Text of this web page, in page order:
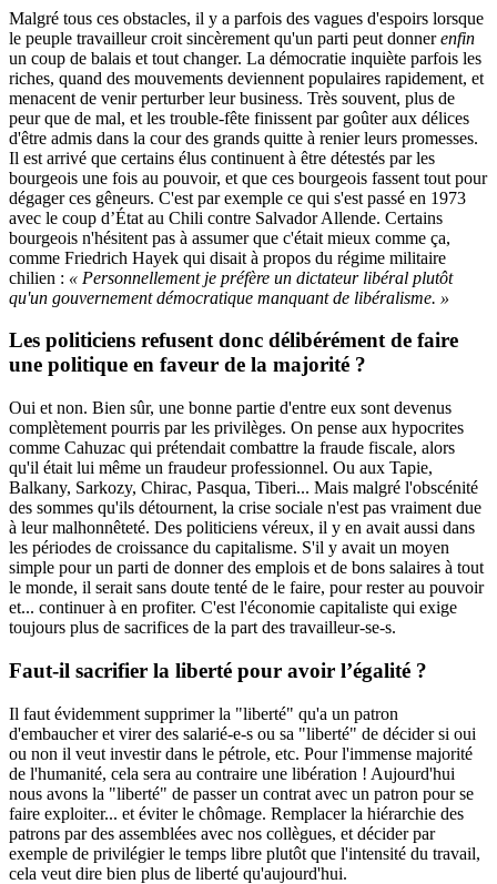
Malgré tous ces obstacles, il y a parfois des vagues d'espoirs lorsque
le peuple travailleur croit sincèrement qu'un parti peut donnerenfin
un coup de balais et tout changer. La démocratie inquiète parfois les
riches, quand des mouvements deviennent populaires rapidement, et
menacent de venir perturber leur business. Très souvent, plus de
peur que de mal, et les trouble-fête finissent par goûter aux délices
d'être admis dans la cour des grands quitte à renier leurs promesses.
Il est arrivé que certains élus continuent à être détestés par les
bourgeois une fois au pouvoir, et que ces bourgeois fassent tout pour
dégager ces gêneurs. C'est par exemple ce qui s'est passé en 1973
avec le coup d’État au Chili contre Salvador Allende. Certains
bourgeois n'hésitent pas à assumer que c'était mieux comme ça,
comme Friedrich Hayek qui disait à propos du régime militaire
chilien : « Personnellement je préfère un dictateur libéral plutôt
qu'un gouvernement démocratique manquant de libéralisme. »
Les politiciens refusent donc délibérément de faire
une politique en faveur de la majorité ?
Oui et non. Bien sûr, une bonne partie d'entre eux sont devenus
complètement pourris par les privilèges. On pense aux hypocrites
comme Cahuzac qui prétendait combattre la fraude fiscale, alors
qu'il était lui même un fraudeur professionnel. Ou aux Tapie,
Balkany, Sarkozy, Chirac, Pasqua, Tiberi... Mais malgré l'obscénité
des sommes qu'ils détournent, la crise sociale n'est pas vraiment due
à leur malhonnêteté. Des politiciens véreux, il y en avait aussi dans
les périodes de croissance du capitalisme. S'il y avait un moyen
simple pour un parti de donner des emplois et de bons salaires à tout
le monde, il serait sans doute tenté de le faire, pour rester au pouvoir
et... continuer à en profiter. C'est l'économie capitaliste qui exige
toujours plus de sacrifices de la part des travailleur-se-s.
Faut-il sacrifier la liberté pour avoir l’égalité ?
Il faut évidemment supprimer la "liberté" qu'a un patron
d'embaucher et virer des salarié-e-s ou sa "liberté" de décider si oui
ou non il veut investir dans le pétrole, etc. Pour l'immense majorité
de l'humanité, cela sera au contraire une libération ! Aujourd'hui
nous avons la "liberté" de passer un contrat avec un patron pour se
faire exploiter... et éviter le chômage. Remplacer la hiérarchie des
patrons par des assemblées avec nos collègues, et décider par
exemple de privilégier le temps libre plutôt que l'intensité du travail,
cela veut dire bien plus de liberté qu'aujourd'hui.